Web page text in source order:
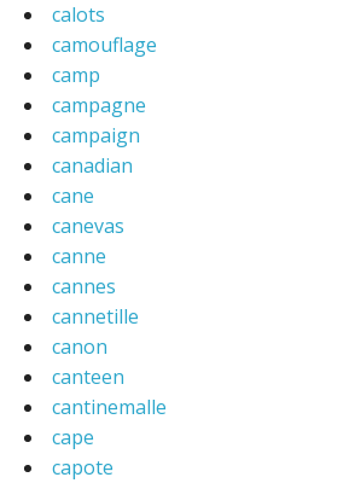
calots
camouflage
camp
campagne
campaign
canadian
cane
canevas
canne
cannes
cannetille
canon
canteen
cantinemalle
cape
capote